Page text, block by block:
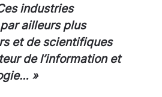
industries
ailleurs plus
et de scientifiques
de l’information et
»